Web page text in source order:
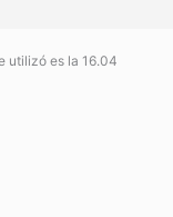
utilizó es la 16.04